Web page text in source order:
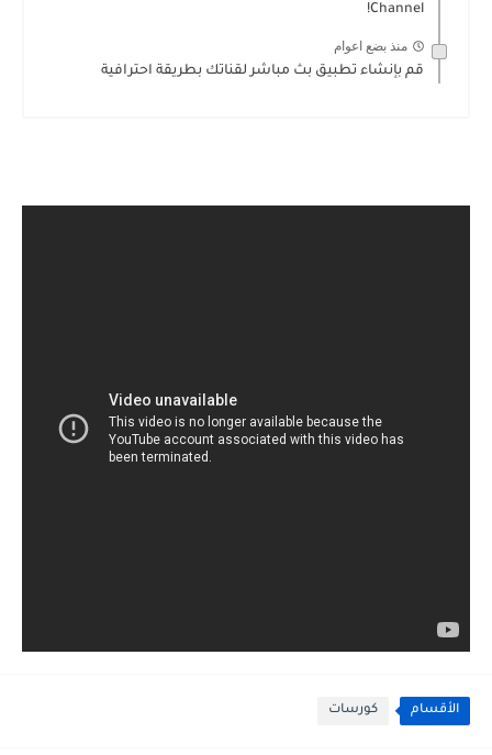
Channel!
منذ بضع اعوام
قم بإنشاء تطبيق بث مباشر لقناتك بطريقة احترافية
الأقسام كورسات